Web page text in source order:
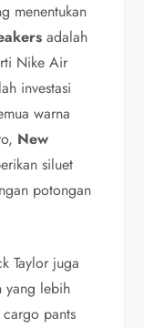
menentukan
adalah
Nike Air
investasi
warna
New
siluet
potongan
Taylor juga
yang lebih
pants